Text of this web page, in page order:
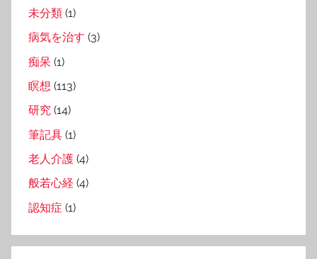
未分類 (1)
病気を治す (3)
痴呆 (1)
瞑想 (113)
研究 (14)
筆記具 (1)
老人介護 (4)
般若心経 (4)
認知症 (1)